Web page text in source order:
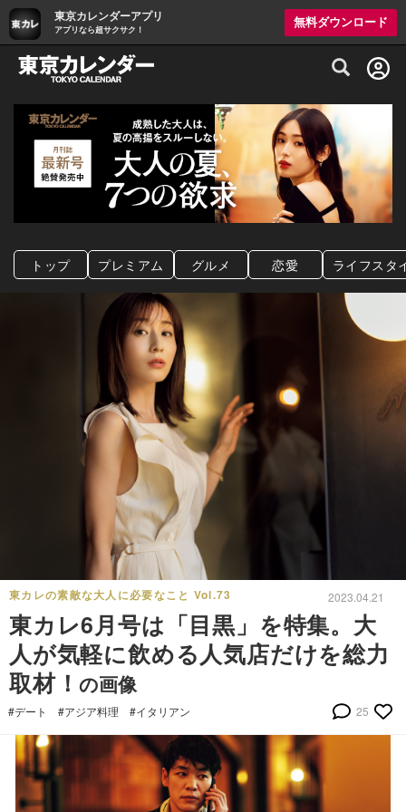
東京カレンダーアプリ
アプリなら超サクサク！
無料ダウンロード
グルメ情報・プレミアムレストラン予約
トップ プレミアム グルメ 恋愛 ライフスタ
東カレの素敵な大人に必要なこと Vol.73 2023.04.21
東カレ6月号は「目黒」を特集。大
人が気軽に飲める人気店だけを総力
取材！の画像
#デート #アジア料理 #イタリアン 25